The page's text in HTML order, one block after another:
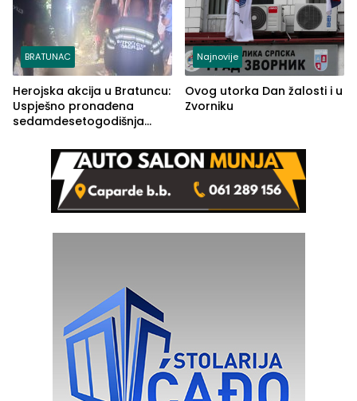
BRATUNAC
Herojska akcija u Bratuncu:
Uspješno pronađena
sedamdesetogodišnja
Kravice.
Najnovije
Ovog utorka Dan žalosti i u
Zvorniku